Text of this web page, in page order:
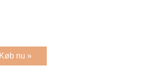
Køb nu »